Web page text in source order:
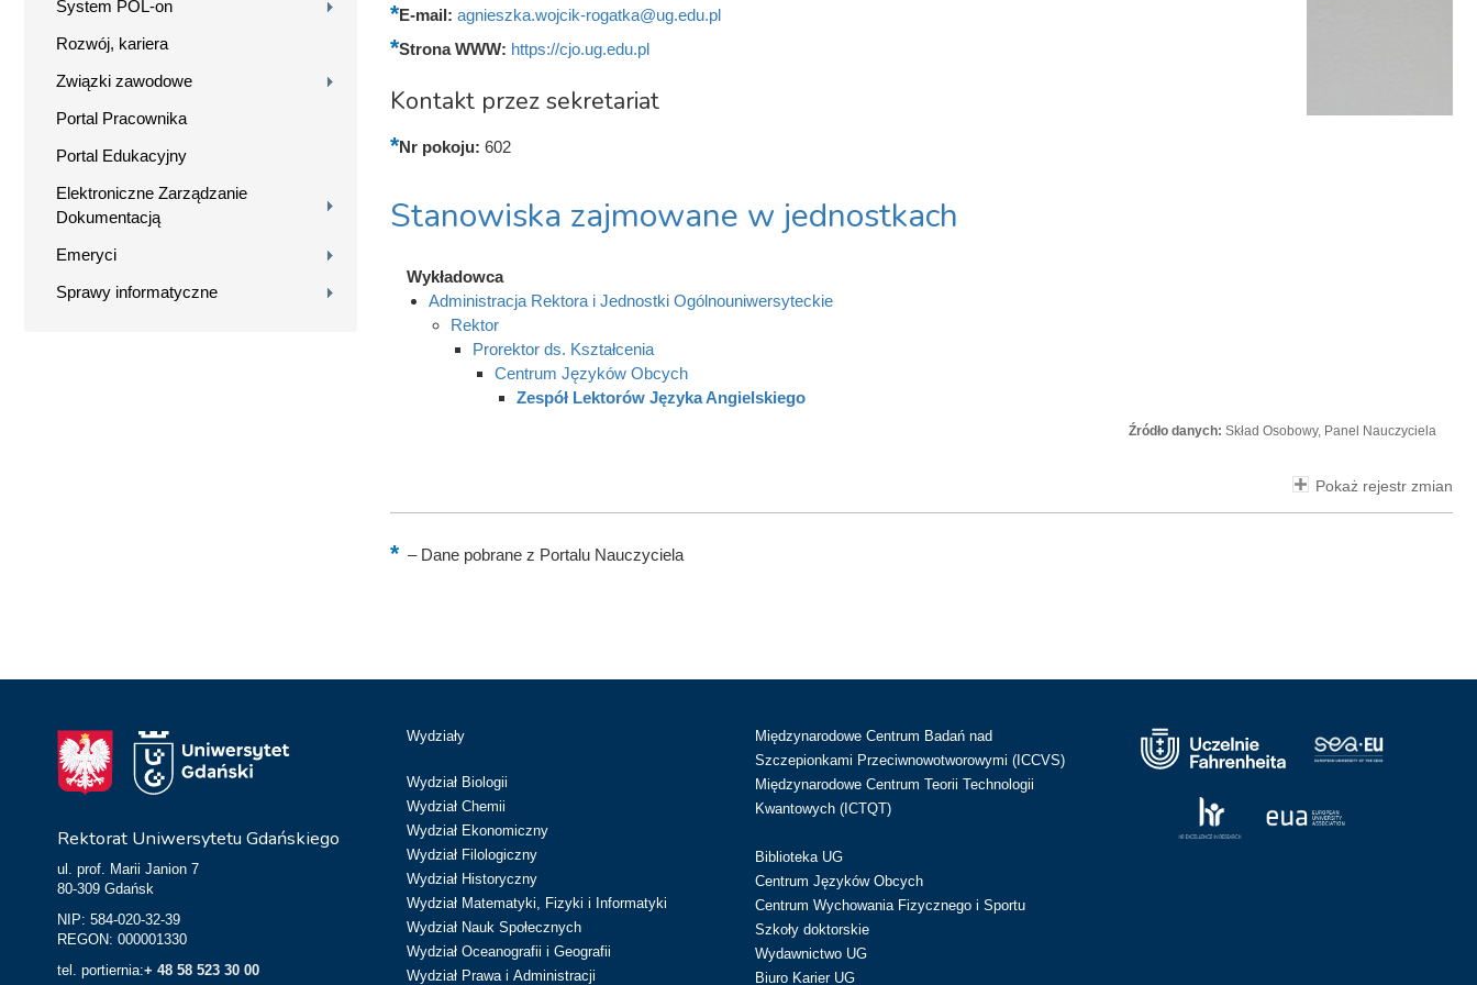
System POL-on
Rozwój, kariera
Związki zawodowe
Portal Pracownika
Portal Edukacyjny
Elektroniczne Zarządzanie
Dokumentacją
Emeryci
Sprawy informatyczne
E-mail: agnieszka.wojcik-rogatka@ug.edu.pl
Strona WWW: https://cjo.ug.edu.pl
Kontakt przez sekretariat
Nr pokoju: 602
Stanowiska zajmowane w jednostkach
Wykładowca
Administracja Rektora i Jednostki Ogólnouniwersyteckie
Rektor
Prorektor ds. Kształcenia
Centrum Języków Obcych
Zespół Lektorów Języka Angielskiego
Źródło danych: Skład Osobowy, Panel Nauczyciela
Pokaż rejestr zmian
–Dane pobrane z Portalu Nauczyciela
Rektorat Uniwersytetu Gdańskiego
ul. prof. Marii Janion 7
80-309 Gdańsk
NIP: 584-020-32-39
REGON: 000001330
tel. portiernia:+ 48 58 523 30 00
Wydziały
Wydział Biologii
Wydział Chemii
Wydział Ekonomiczny
Wydział Filologiczny
Wydział Historyczny
Wydział Matematyki, Fizyki i Informatyki
Wydział Nauk Społecznych
Wydział Oceanografii i Geografii
Wydział Prawa i Administracji
Międzynarodowe Centrum Badań nad
Szczepionkami Przeciwnowotworowymi (ICCVS)
Międzynarodowe Centrum Teorii Technologii
Kwantowych (ICTQT)
Biblioteka UG
Centrum Języków Obcych
Centrum Wychowania Fizycznego i Sportu
Szkoły doktorskie
Wydawnictwo UG
Biuro Karier UG